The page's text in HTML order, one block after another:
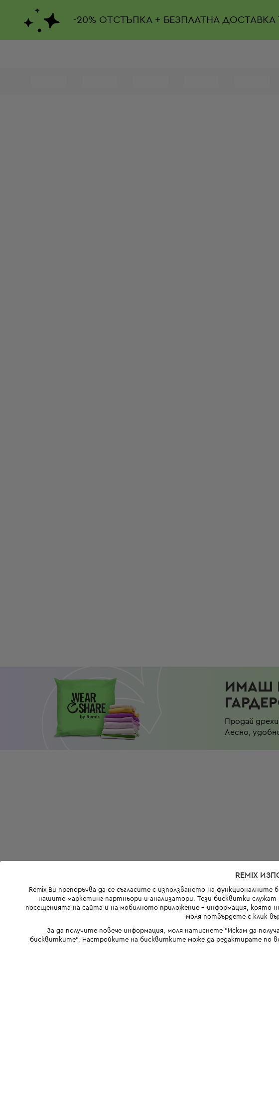
-20% ОТСТЪПКА + БЕЗПЛАТНА ДОСТАВКА
ИМАШ
Продай
Лесно,
REMIX
Remix Ви препоръчва да се съгласите с използването на
нашите маркетинг партньори и анализатори. Тези бисквитки служат
посещенията на сайта и на мобилното приложение - информация, която
моля потвърдете с клик
За да получите повече информация, моля натиснете "Искам да
бисквитките". Настройките на бисквитките може да редактирате по